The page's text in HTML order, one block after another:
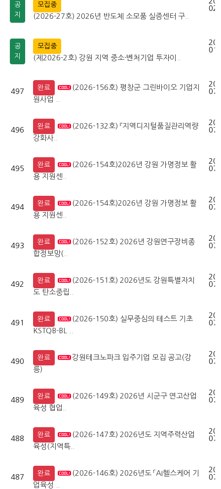
공
지
모집중
(2026-27호) 2026년 반도체 소모품 실증센터 구..
공
지
모집중
(제2026-2호) 강원 지역 중소·벤처기업 투자이..
497 완료
(2026-156호) 평창군 그린바이오 기업지
원사업 ..
496 완료
(2026-132호) 『지역디지털품질관리역량
강화사..
495 완료
(2026-154호)2026년 강원 가명정보 활
용 지원센..
494 완료
(2026-154호)2026년 강원 가명정보 활
용 지원센..
493 완료
(2026-152호) 2026년 강원연구장비종
합정보망(..
492 완료
(2026-151호) 2026년도 강원특별자치
도 탄소중립..
491 완료
(2026-150호) 실무중심의 테스트 기초
KSTQB-BL ..
490 완료
강원테크노파크 입주기업 모집 공고(강
릉)
489 완료
(2026-149호) 2026년 시군구 연고산업
육성 협업..
488 완료
(2026-147호) 2026년도 지역주력산업
육성(지역특..
487 완료
(2026-146호) 2026년도 「AI헬스케어 기
업육성 ..